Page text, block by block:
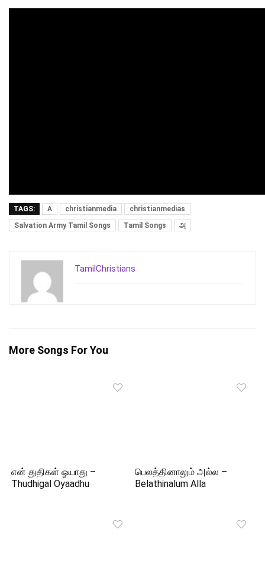
TAGS: A christianmedia
christianmedias
Salvation Army Tamil Songs
Tamil Songs அ
TamilChristians
More Songs For You
என் துதிகள் ஓயாது –
Thudhigal Oyaadhu
பெலத்தினாலும் அல்ல –
Belathinalum Alla